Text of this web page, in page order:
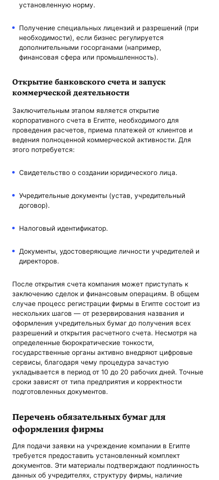
установленную норму.
Получение специальных лицензий и разрешений (при
необходимости), если бизнес регулируется
дополнительными госорганами (например,
финансовая сфера или промышленность).
Открытие банковского счета и запуск
коммерческой деятельности
Заключительным этапом является открытие
корпоративного счета в Египте, необходимого для
проведения расчетов, приема платежей от клиентов и
ведения полноценной коммерческой активности. Для
этого потребуется:
Свидетельство о создании юридического лица.
Учредительные документы (устав, учредительный
договор).
Налоговый идентификатор.
Документы, удостоверяющие личности учредителей и
директоров.
После открытия счета компания может приступать к
заключению сделок и финансовым операциям. В общем
случае процесс регистрации фирмы в Египте состоит из
нескольких шагов — от резервирования названия и
оформления учредительных бумаг до получения всех
разрешений и открытия расчетного счета. Несмотря на
определенные бюрократические тонкости,
государственные органы активно внедряют цифровые
сервисы, благодаря чему процедура зачастую
укладывается в период от 10 до 20 рабочих дней. Точные
сроки зависят от типа предприятия и корректности
подготовленных документов.
Перечень обязательных бумаг для
оформления фирмы
Для подачи заявки на учреждение компании в Египте
требуется предоставить установленный комплект
документов. Эти материалы подтверждают подлинность
данных об учредителях, структуру фирмы, наличие